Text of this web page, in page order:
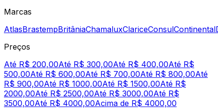
Marcas
AtlasBrastempBritâniaChamaluxClariceConsulContinental
Preços
Até R$ 200,00Até R$ 300,00Até R$ 400,00Até R$
500,00Até R$ 600,00Até R$ 700,00Até R$ 800,00Até
R$ 900,00Até R$ 1000,00Até R$ 1500,00Até R$
2000,00Até R$ 2500,00Até R$ 3000,00Até R$
3500,00Até R$ 4000,00Acima de R$ 4000,00